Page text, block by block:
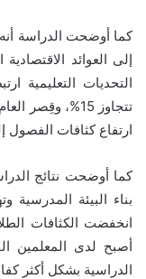
إلى العوائد
التحديات التعليمية
ارتفاع كثافات الفصول إلى متوسط 63
كما أوضحت نتائج
بناء البيئة المدرسية
انخفضت الكثافات
أصبح لدى المعلمين
الدراسية بشكل أكثر